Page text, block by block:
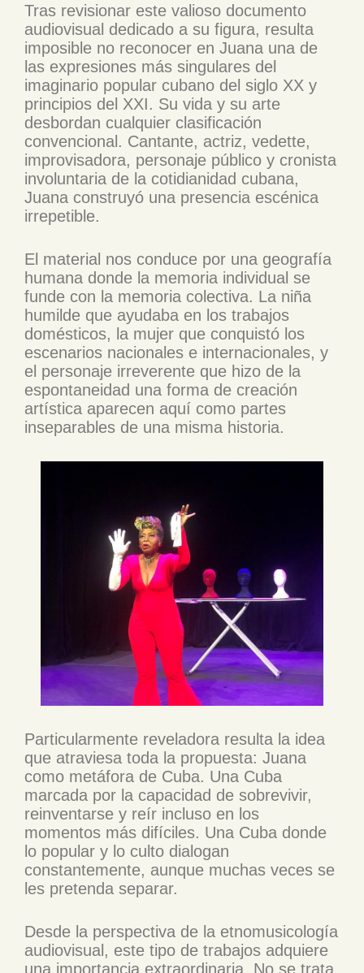
Tras revisionar este valioso documento
audiovisual dedicado a su figura, resulta
imposible no reconocer en Juana una de
las expresiones más singulares del
imaginario popular cubano del siglo XX y
principios del XXI. Su vida y su arte
desbordan cualquier clasificación
convencional. Cantante, actriz, vedette,
improvisadora, personaje público y cronista
involuntaria de la cotidianidad cubana,
Juana construyó una presencia escénica
irrepetible.
El material nos conduce por una geografía
humana donde la memoria individual se
funde con la memoria colectiva. La niña
humilde que ayudaba en los trabajos
domésticos, la mujer que conquistó los
escenarios nacionales e internacionales, y
el personaje irreverente que hizo de la
espontaneidad una forma de creación
artística aparecen aquí como partes
inseparables de una misma historia.
Particularmente reveladora resulta la idea
que atraviesa toda la propuesta: Juana
como metáfora de Cuba. Una Cuba
marcada por la capacidad de sobrevivir,
reinventarse y reír incluso en los
momentos más difíciles. Una Cuba donde
lo popular y lo culto dialogan
constantemente, aunque muchas veces se
les pretenda separar.
Desde la perspectiva de la etnomusicología
audiovisual, este tipo de trabajos adquiere
una importancia extraordinaria. No se trata